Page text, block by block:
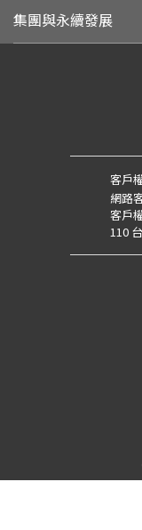
集團與永續發展
客戶
網路
客戶
110